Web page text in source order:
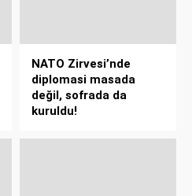
NATO Zirvesi’nde
diplomasi masada
değil, sofrada da
kuruldu!